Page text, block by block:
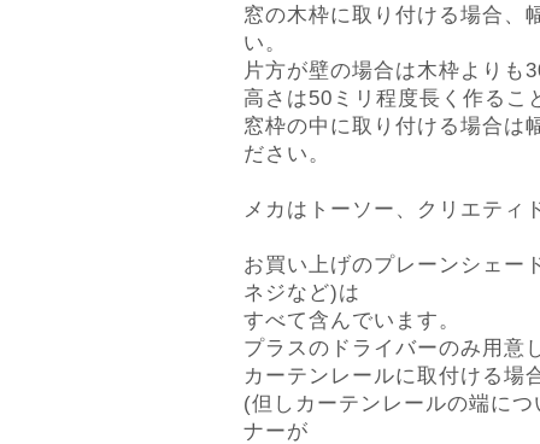
窓の木枠に取り付ける場合、
い。
片方が壁の場合は木枠よりも
高さは50ミリ程度長く作るこ
窓枠の中に取り付ける場合は
ださい。
メカはトーソー、クリエティ
お買い上げのプレーンシェー
ネジなど)は
すべて含んでいます。
プラスのドライバーのみ用意
カーテンレールに取付ける場
(但しカーテンレールの端に
ナーが